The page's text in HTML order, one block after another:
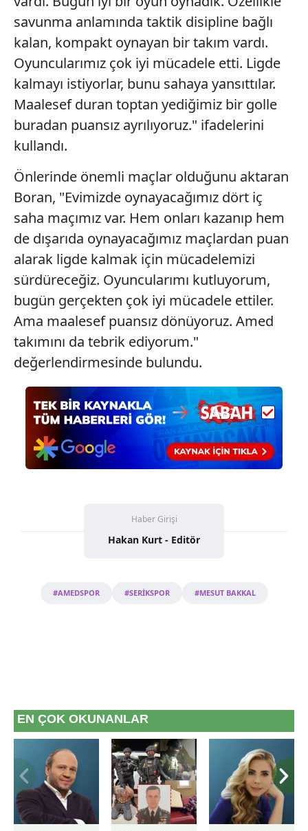
kullanılmaktadır. Diğer çerezler, sitemizin daha işlevsel
kılınması ve kişiselleştirilmesi ve sizlere yönelik
reklam/pazarlama faaliyetlerinin yapılması, amaçlarıyla
sınırlı olarak açık rızanız dahilinde kullanılacaktır.
Çerezlere ilişkin tercihlerinizi aşağıda yer alan panel
vasıtasıyla belirleyebilirsiniz. Çerezlere ilişkin detaylı bilgi
için Ayarlar butonuna tıklayabilir,Çerez Bilgilendirme
Metnimizi
6698 sayılı Kişisel Verilerin Korunması Kanunu uyarınca
hazırlanmış Aydınlatma Metnimizi okumak ve sitemizde
ilgili mevzuata uygun olarak kullanılan çerezlerle ilgili bilgi
almak için lütfentıklayınız.
savunma anlamında taktik disipline bağlı
kalan, kompakt oynayan bir takım vardı.
Oyuncularımız çok iyi mücadele etti. Ligde
kalmayı istiyorlar, bunu sahaya yansıttılar.
Maalesef duran toptan yediğimiz bir golle
buradan puansız ayrılıyoruz." ifadelerini
kullandı.
Önlerinde önemli maçlar olduğunu aktaran
Boran, "Evimizde oynayacağımız dört iç
saha maçımız var. Hem onları kazanıp hem
de dışarıda oynayacağımız maçlardan puan
alarak ligde kalmak için mücadelemizi
sürdüreceğiz. Oyuncularımı kutluyorum,
bugün gerçekten çok iyi mücadele ettiler.
Ama maalesef puansız dönüyoruz. Amed
takımını da tebrik ediyorum."
değerlendirmesinde bulundu.
Haber Girişi
Hakan Kurt - Editör
#AMEDSPOR #SERİKSPOR #MESUT BAKKAL
EN ÇOK OKUNANLAR